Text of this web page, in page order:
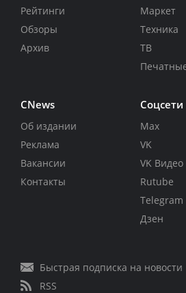
Рейтинги
Обзоры
Архив
Маркет
Техника
ТВ
CNews
Об издании
Реклама
Вакансии
Контакты
Соцсети
Max
VK
VK Видео
Rutube
Telegram
Дзен
Быстрая подписка на новости
RSS